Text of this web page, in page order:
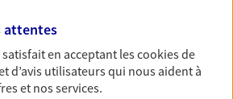
d'un expert. Découvrez
(Plan Epargne Retraite)
pour la retraite.
attentes
en acceptant lescookiesde
d’avis utilisateurs qui nous aident à
et nos services.